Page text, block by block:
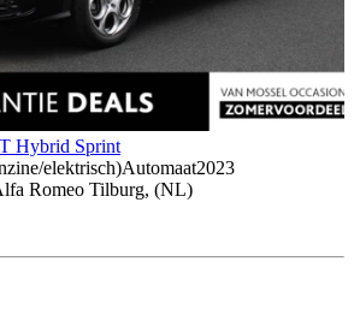
Hybrid Sprint
elektrisch)Automaat2023
Romeo Tilburg, (NL)